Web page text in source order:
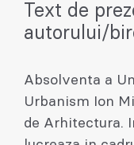
Text de
autorului/
Absolventa a
Urbanism Ion
de Arhitectura.